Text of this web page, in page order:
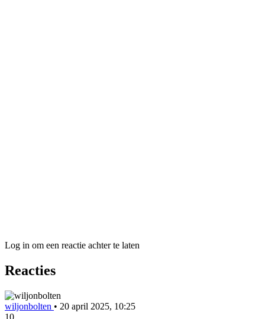
Log in om een reactie achter te laten
Reacties
wiljonbolten • 20 april 2025, 10:25
10